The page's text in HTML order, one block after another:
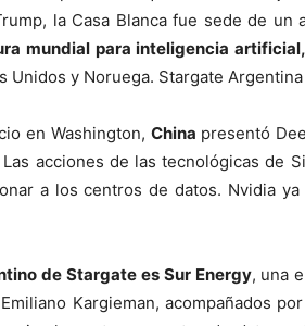
la Casa Blanca fue sede de un
mundial para inteligencia artificial,
Unidos y Noruega. Stargate
en Washington,China presentó
Las acciones de las tecnológicas de
a los centros de datos. Nvidia
de Stargate es Sur Energy, una
Kargieman, acompañados